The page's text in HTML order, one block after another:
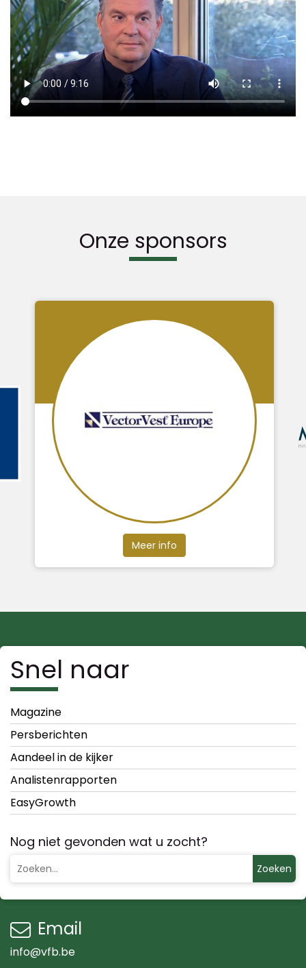
Onze sponsors
Meer info
Snel naar
Magazine
Persberichten
Aandeel in de kijker
Analistenrapporten
EasyGrowth
Nog niet gevonden wat u zocht?
Zoeken
Email
info@vfb.be